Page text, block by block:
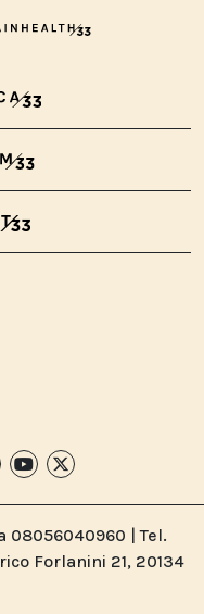
08056040960 | Tel.
Forlanini 21, 20134